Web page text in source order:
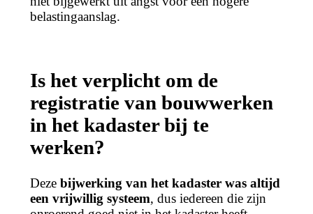
belastingaanslag.
Is het verplicht om de
registratie van bouwwerken
in het kadaster bij te
werken?
Deze bijwerking van het kadaster was altijd
een vrijwillig systeem, dus iedereen die zijn